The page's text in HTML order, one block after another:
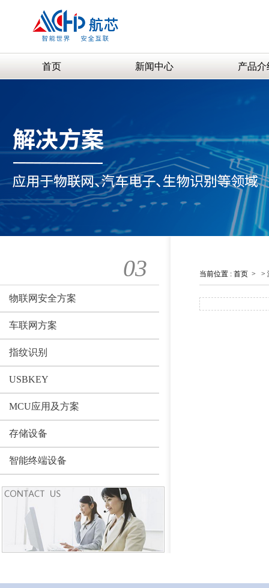
首页 新闻中心 产品介
03
物联网安全方案
车联网方案
指纹识别
USBKEY
MCU应用及方案
存储设备
智能终端设备
当前位置 : 首页 > >